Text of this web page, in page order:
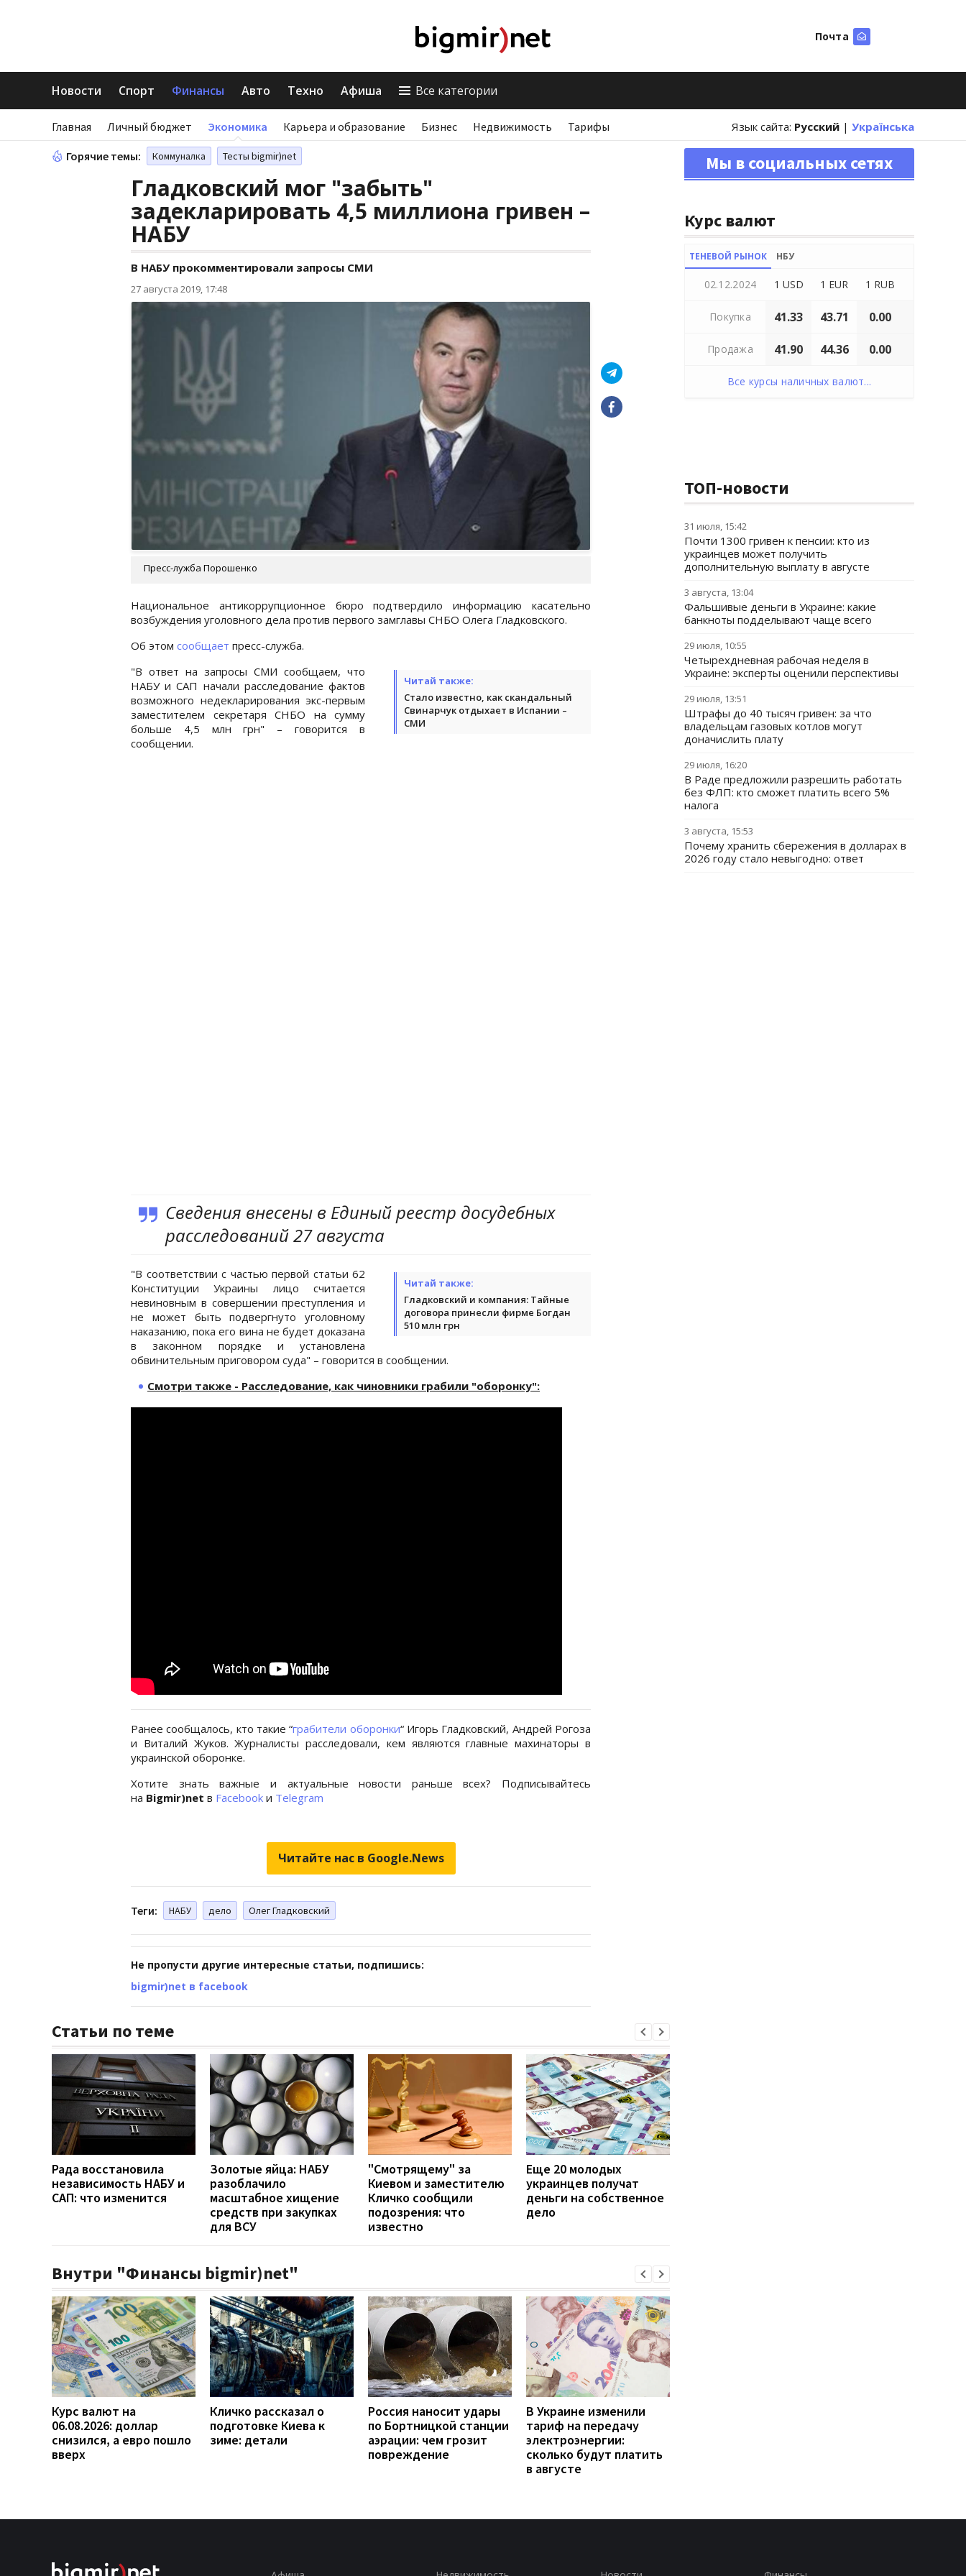
Почта
Новости Спорт Финансы Авто Техно Афиша Все категории
Главная Личный бюджет Экономика Карьера и образование Бизнес Недвижимость Тарифы Язык сайта: Русский | Українська
Горячие темы: Коммуналка Тесты bigmir)net
Гладковский мог "забыть"
задекларировать 4,5 миллиона гривен –
НАБУ
В НАБУ прокомментировали запросы СМИ
27 августа 2019, 17:48
Пресс-лужба Порошенко
Национальное антикоррупционное бюро подтвердило информацию касательно
возбуждения уголовного дела против первого замглавы СНБО Олега Гладковского.
Об этом сообщает пресс-служба.
Читай также:
Стало известно, как скандальный
Свинарчук отдыхает в Испании –
СМИ
"В ответ на запросы СМИ сообщаем, что
НАБУ и САП начали расследование фактов
возможного недекларирования экс-первым
заместителем секретаря СНБО на сумму
больше 4,5 млн грн" – говорится в
сообщении.
Сведения внесены в Единый реестр досудебных
расследований 27 августа
Читай также:
Гладковский и компания: Тайные
договора принесли фирме Богдан
510 млн грн
"В соответствии с частью первой статьи 62
Конституции Украины лицо считается
невиновным в совершении преступления и
не может быть подвергнуто уголовному
наказанию, пока его вина не будет доказана
в законном порядке и установлена
обвинительным приговором суда" – говорится в сообщении.
Смотри также - Расследование, как чиновники грабили "оборонку":
Ранее сообщалось, кто такие “грабители оборонки“ Игорь Гладковский, Андрей Рогоза
и Виталий Жуков. Журналисты расследовали, кем являются главные махинаторы в
украинской оборонке.
Хотите знать важные и актуальные новости раньше всех? Подписывайтесь
на Bigmir)net в Facebook и Telegram
Читайте нас в Google.News
Теги: НАБУ дело Олег Гладковский
Не пропусти другие интересные статьи, подпишись:
bigmir)net в facebook
Статьи по теме
Рада восстановила
независимость НАБУ и
САП: что изменится
Золотые яйца: НАБУ
разоблачило
масштабное хищение
средств при закупках
для ВСУ
"Смотрящему" за
Киевом и заместителю
Кличко сообщили
подозрения: что
известно
Еще 20 молодых
украинцев получат
деньги на собственное
дело
Внутри "Финансы bigmir)net"
Курс валют на
06.08.2026: доллар
снизился, а евро пошло
вверх
Кличко рассказал о
подготовке Киева к
зиме: детали
Россия наносит удары
по Бортницкой станции
аэрации: чем грозит
повреждение
В Украине изменили
тариф на передачу
электроэнергии:
сколько будут платить
в августе
Мы в социальных сетях
Курс валют
ТЕНЕВОЙ РЫНОК НБУ
02.12.2024 1 USD 1 EUR 1 RUB
Покупка 41.33 43.71 0.00
Продажа 41.90 44.36 0.00
Все курсы наличных валют...
ТОП-новости
31 июля, 15:42
Почти 1300 гривен к пенсии: кто из
украинцев может получить
дополнительную выплату в августе
3 августа, 13:04
Фальшивые деньги в Украине: какие
банкноты подделывают чаще всего
29 июля, 10:55
Четырехдневная рабочая неделя в
Украине: эксперты оценили перспективы
29 июля, 13:51
Штрафы до 40 тысяч гривен: за что
владельцам газовых котлов могут
доначислить плату
29 июля, 16:20
В Раде предложили разрешить работать
без ФЛП: кто сможет платить всего 5%
налога
3 августа, 15:53
Почему хранить сбережения в долларах в
2026 году стало невыгодно: ответ